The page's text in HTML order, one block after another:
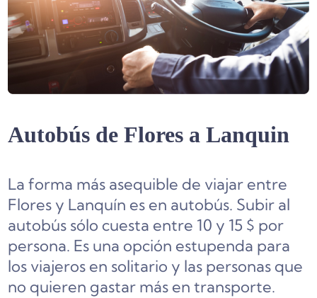
Autobús de Flores a Lanquin
La forma más asequible de viajar entre
Flores y Lanquín es en autobús. Subir al
autobús sólo cuesta entre 10 y 15 $ por
persona. Es una opción estupenda para
los viajeros en solitario y las personas que
no quieren gastar más en transporte.